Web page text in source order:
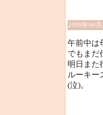
2009年06
午前中は
でもまだ
明日また
ルーキー
(泣)。